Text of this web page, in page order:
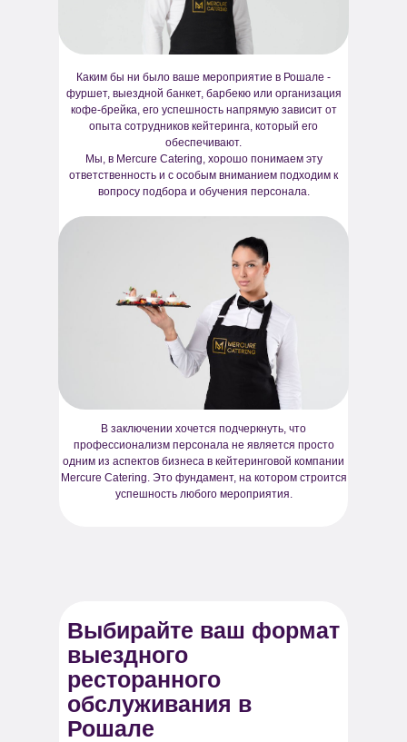
В заключении хочется подчеркнуть, что
профессионализм персонала не является просто
одним из аспектов бизнеса в кейтеринговой компании
Mercure Catering. Это фундамент, на котором строится
успешность любого мероприятия.
Мы, в Mercure Catering, хорошо понимаем эту
ответственность и с особым вниманием подходим к
вопросу подбора и обучения персонала.
Каким бы ни было ваше мероприятие в Рошале -
фуршет, выездной банкет, барбекю или организация
кофе-брейка, его успешность напрямую зависит от
опыта сотрудников кейтеринга, который его
обеспечивают.
Выбирайте ваш формат
выездного
ресторанного
обслуживания в
Рошале